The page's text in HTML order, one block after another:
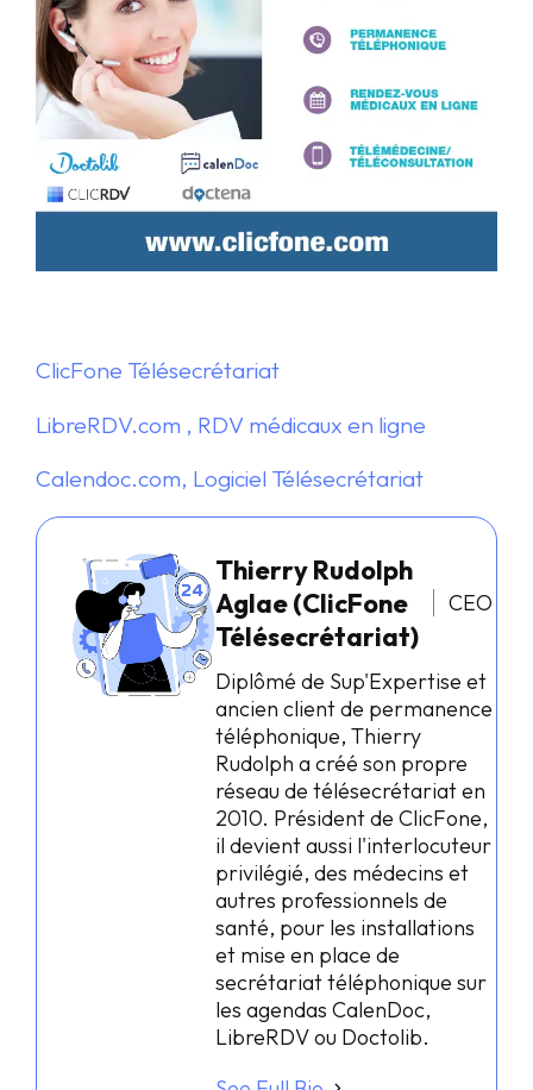
ClicFone Télésecrétariat
LibreRDV.com , RDV médicaux en ligne
Calendoc.com, Logiciel Télésecrétariat
Thierry Rudolph
Aglae (ClicFone
Télésecrétariat)
CEO
Diplômé de Sup'Expertise et
ancien client de permanence
téléphonique, Thierry
Rudolph a créé son propre
réseau de télésecrétariat en
2010. Président de ClicFone,
il devient aussi l'interlocuteur
privilégié, des médecins et
autres professionnels de
santé, pour les installations
et mise en place de
secrétariat téléphonique sur
les agendas CalenDoc,
LibreRDV ou Doctolib.